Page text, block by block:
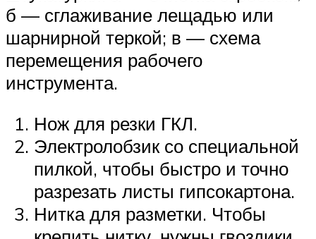
б — сглаживание лещадью или
шарнирной теркой; в — схема
перемещения рабочего
инструмента.
Нож для резки ГКЛ.
Электролобзик со специальной
пилкой, чтобы быстро и точно
разрезать листы гипсокартона.
Нитка для разметки. Чтобы